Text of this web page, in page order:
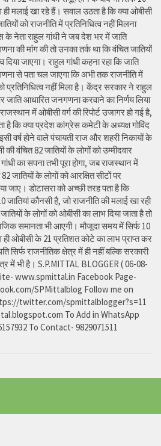
ही मलाई खा रहे हैं। सवाल उठता है कि क्या ओबीसी
को राजनीति में प्रतिनिधित्व नहीं मिलना
के नेता राहुल गांधी ने जब देश भर में जाति
की मांग की तो उनका तर्क था कि वंचित जातियों
दिया जाएगा। राहुल गांधी कहना रहा कि जाति
से पता चल जाएगा कि अभी तक राजनीति में
प्रतिनिधित्व नहीं मिला है। केंद्र सरकार ने राहुल
जाति आधारित जनगणना करवाने का निर्णय लिया
में ओबीसी वर्ग की रिपोर्ट उजागर हो गई है,
है कि क्या प्रदेश कांग्रेस कमेटी के अध्यक्ष गोविंद
वर्ष होने वाले पंचायती राज और शहरी निकायों के
की वंचित 82 जातियों के लोगों को उम्मीदवार
का सपना तभी पूरा होगा, जब राजस्थान में
जातियों के लोगों को आरक्षित सीटों पर
जाए। डोटासरा को अच्छी तरह पता है कि
जातियां कौनसी है, जो राजनीति की मलाई खा रही
के लोगों को ओबीसी का लाभ दिया जाता है तो
समानता भी आएगी। मौजूदा समय में सिर्फ 10
ही ओबीसी के 21 प्रतिशत कोटे का लाभ प्राप्त कर
सिर्फ राजनीतिक क्षेत्र में ही नहीं बल्कि सरकारी
में भी है। S.P.MITTAL BLOGGER ( 06-08-
www.spmittal.in Facebook Page-
SPMittalblog Follow me on
twitter.com/spmittalblogger?s=11
To Add in WhatsApp
To Contact- 9829071511